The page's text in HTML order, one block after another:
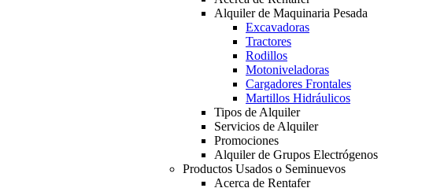
Alquiler de Maquinaria Pesada
Excavadoras
Tractores
Rodillos
Motoniveladoras
Cargadores Frontales
Martillos Hidráulicos
Tipos de Alquiler
Servicios de Alquiler
Promociones
Alquiler de Grupos Electrógenos
Productos Usados o Seminuevos
Acerca de Rentafer